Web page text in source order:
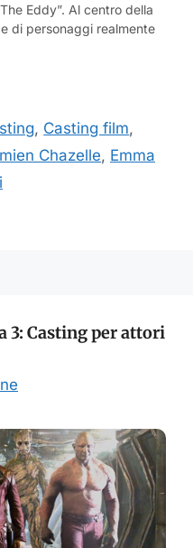
Eddy”. Al centro della
di personaggi realmente
, Casting film,
Chazelle, Emma
3: Casting per attori